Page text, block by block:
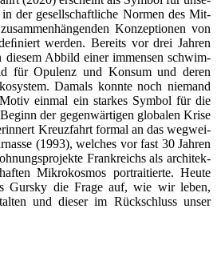
in der gesell­schaft­li­che Nor­men des Mit­
Kon­zep­tio­nen von
wer­den. Bereits vor drei Jah­ren
die­sem Abbild einer immensen schwim­
für Opu­lenz und Kon­sum und deren
Damals konn­te noch nie­mand
Motiv ein­mal ein star­kes Sym­bol für die
der gegen­wär­ti­gen glo­ba­len Kri­se
Kreuz­fahrt for­mal an das weg­wei­
(1993), wel­ches vor fast 30 Jah­ren
Frank­reichs als archi­tek­
Mikro­kos­mos por­trai­tier­te. Heu­te
Gurs­ky die Fra­ge auf, wie wir leben,
und die­ser im Rück­schluss unser